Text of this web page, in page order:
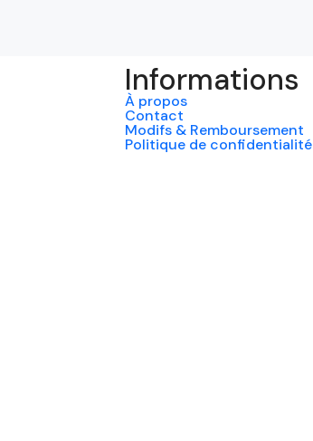
Informations
À propos
Contact
Modifs & Remboursement
Politique de confidentialité